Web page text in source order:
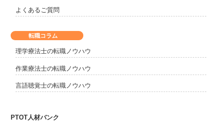
よくあるご質問
転職コラム
理学療法士の転職ノウハウ
作業療法士の転職ノウハウ
言語聴覚士の転職ノウハウ
PTOT人材バンク